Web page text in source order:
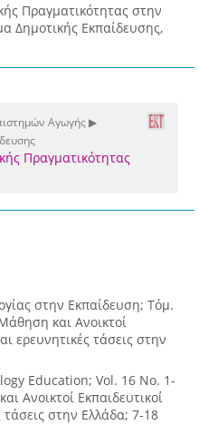
Πραγματικότητας στην
Δημοτικής Εκπαίδευσης,
Αγωγής ▶
Πραγματικότητας
στην Εκπαίδευση; Τόμ.
και Ανοικτοί
ερευνητικές τάσεις στην
Education; Vol. 16 No. 1-
Ανοικτοί Εκπαιδευτικοί
στην Ελλάδα; 7-18